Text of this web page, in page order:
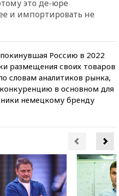
это де-юре
и импортировать не
Россию в 2022
размещения своих товаров
словам аналитиков рынка,
в основном для
немецкому бренду